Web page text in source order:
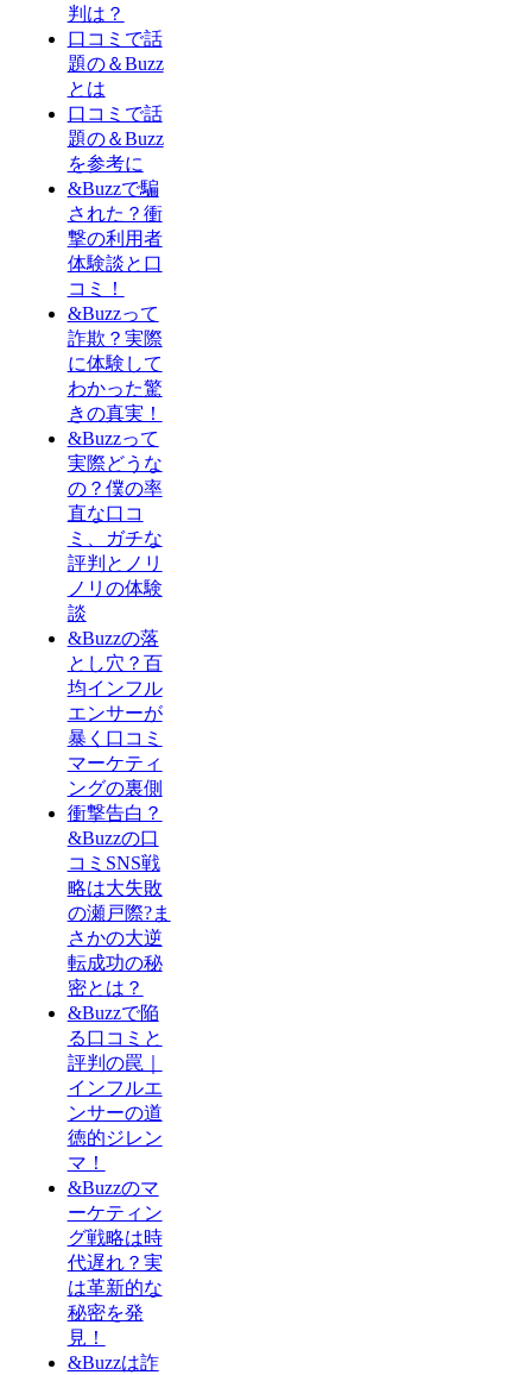
判は？
口コミで話
題の＆Buzz
とは
口コミで話
題の＆Buzz
を参考に
&Buzzで騙
された？衝
撃の利用者
体験談と口
コミ！
&Buzzって
詐欺？実際
に体験して
わかった驚
きの真実！
&Buzzって
実際どうな
の？僕の率
直な口コ
ミ、ガチな
評判とノリ
ノリの体験
談
&Buzzの落
とし穴？百
均インフル
エンサーが
暴く口コミ
マーケティ
ングの裏側
衝撃告白？
&Buzzの口
コミSNS戦
略は大失敗
の瀬戸際?ま
さかの大逆
転成功の秘
密とは？
&Buzzで陥
る口コミと
評判の罠｜
インフルエ
ンサーの道
徳的ジレン
マ！
&Buzzのマ
ーケティン
グ戦略は時
代遅れ？実
は革新的な
秘密を発
見！
&Buzzは詐